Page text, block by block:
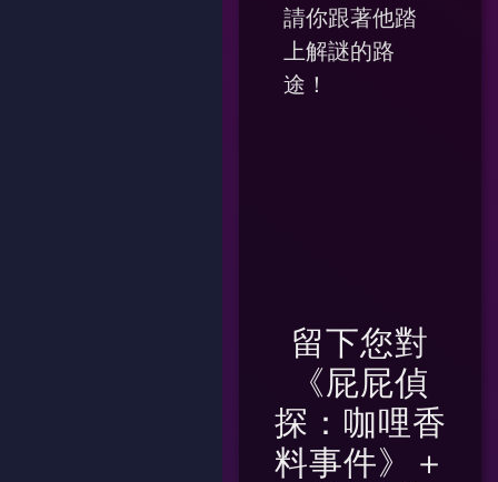
請你跟著他踏
上解謎的路
途！
留下您對
《屁屁偵
探：咖哩香
料事件》＋